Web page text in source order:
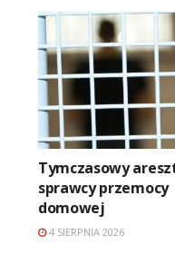
Tymczasowy
sprawcy przemocy
domowej
4 SIERPNIA 2026